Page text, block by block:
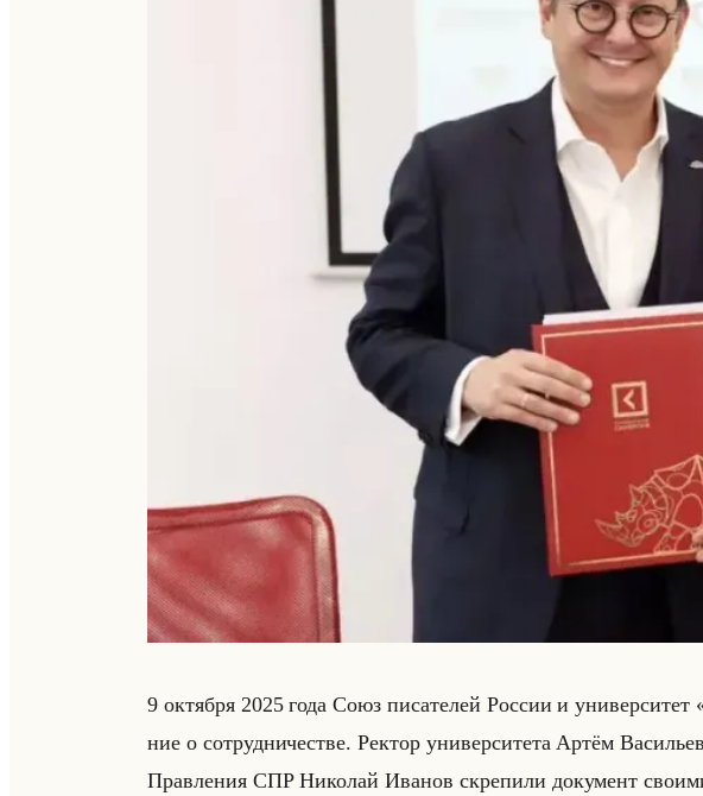
9 ок­тяб­ря 2025 года Союз пи­са­те­лей Рос­сии и
ние о со­труд­ни­че­стве. Рек­тор уни­вер­си­те­та Артём
Прав­ле­ния СПР Ни­ко­лай Ива­нов скре­пи­ли до­ку­мент